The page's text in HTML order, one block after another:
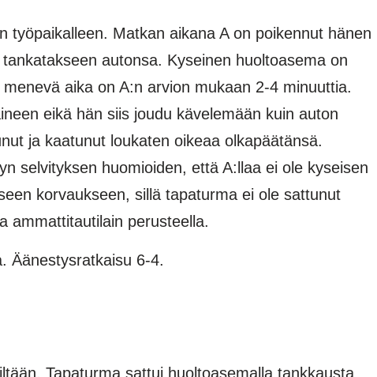
työpaikalleen. Matkan aikana A on poikennut hänen
autonsa. Kyseinen huoltoasema on
aika on A:n arvion mukaan 2-4 minuuttia.
eikä hän siis joudu kävelemään kuin auton
ja kaatunut loukaten oikeaa olkapäätänsä.
selvityksen huomioiden, että A:llaa ei ole kyseisen
korvaukseen, sillä tapaturma ei ole sattunut
ammattitautilain perusteella.
Äänestysratkaisu 6-4.
Tapaturma sattui huoltoasemalla tankkausta